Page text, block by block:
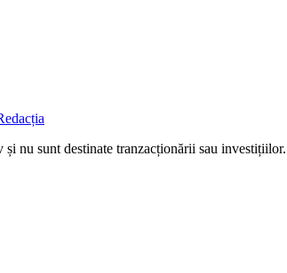
nu sunt destinate tranzacționării sau investițiilor.